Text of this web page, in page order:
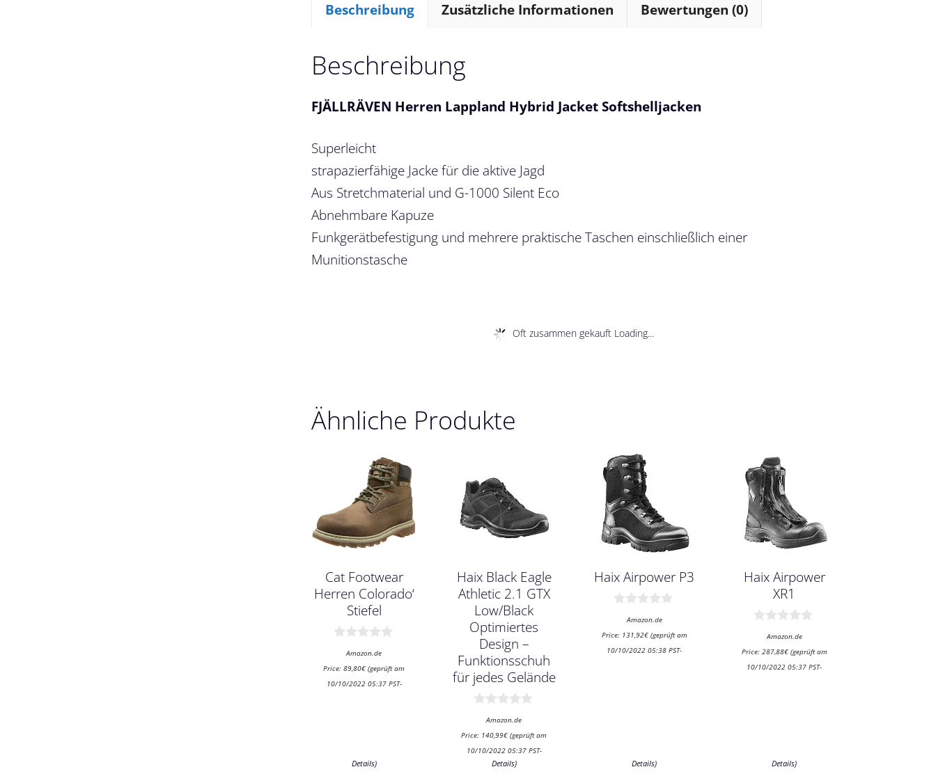
Beschreibung Zusätzliche Informationen Bewertungen (0)
Beschreibung
FJÄLLRÄVEN Herren Lappland Hybrid Jacket Softshelljacken
Superleicht
strapazierfähige Jacke für die aktive Jagd
Aus Stretchmaterial und G-1000 Silent Eco
Abnehmbare Kapuze
Funkgerätbefestigung und mehrere praktische Taschen einschließlich einer
Munitionstasche
Oft zusammen gekauft Loading...
Ähnliche Produkte
Cat Footwear
Herren Colorado‘
Stiefel
o
n
Amazon.de
Price:89,80€ (geprüft am
10/10/2022 05:37 PST-
Details)
Haix Black Eagle
Athletic 2.1 GTX
Low/Black
Optimiertes
Design –
Funktionsschuh
für jedes Gelände
o
n
Amazon.de
Price: 140,99€ (geprüft am
10/10/2022 05:37 PST-
Details)
Haix Airpower P3
o
n
Amazon.de
Price: 131,92€(geprüft am
10/10/2022 05:38 PST-
Details)
Haix Airpower
XR1
o
n
Amazon.de
Price: 287,88€(geprüft am
10/10/2022 05:37 PST-
Details)